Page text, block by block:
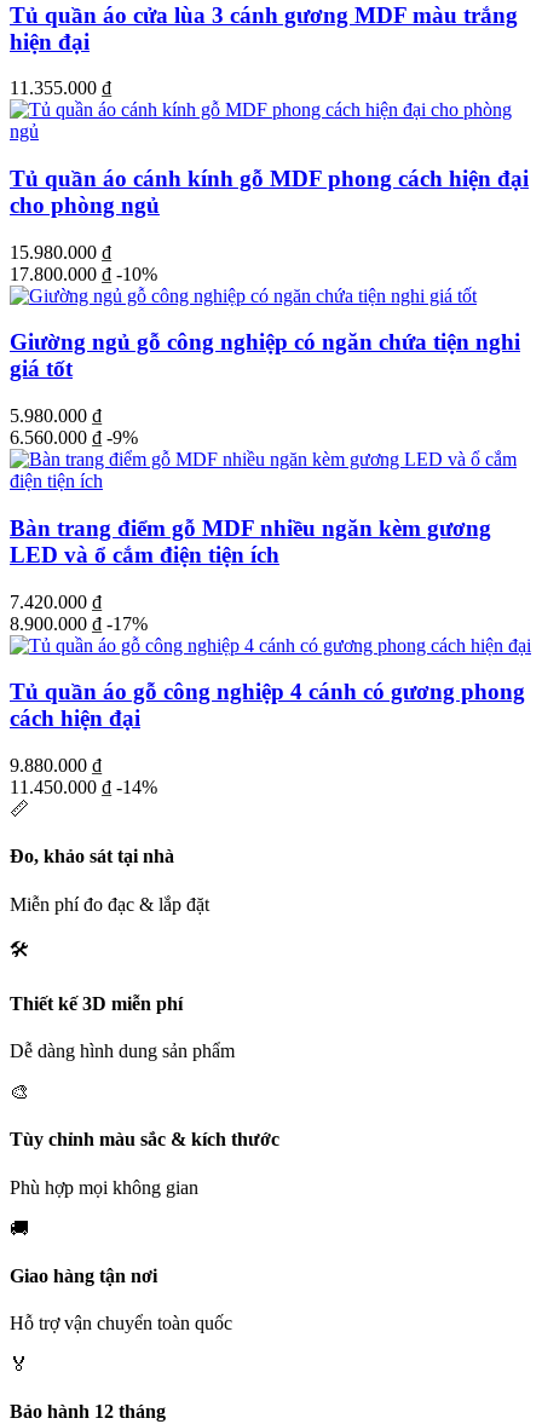
Tủ quần áo cửa lùa 3 cánh gương MDF màu trắng
hiện đại
11.355.000 ₫
Tủ quần áo cánh kính gỗ MDF phong cách hiện đại
cho phòng ngủ
15.980.000 ₫
17.800.000 ₫ -10%
Giường ngủ gỗ công nghiệp có ngăn chứa tiện nghi
giá tốt
5.980.000 ₫
6.560.000 ₫ -9%
Bàn trang điểm gỗ MDF nhiều ngăn kèm gương
LED và ổ cắm điện tiện ích
7.420.000 ₫
8.900.000 ₫ -17%
Tủ quần áo gỗ công nghiệp 4 cánh có gương phong
cách hiện đại
9.880.000 ₫
11.450.000 ₫ -14%
📏
Đo, khảo sát tại nhà
Miễn phí đo đạc & lắp đặt
🛠️
Thiết kế 3D miễn phí
Dễ dàng hình dung sản phẩm
🎨
Tùy chỉnh màu sắc & kích thước
Phù hợp mọi không gian
🚚
Giao hàng tận nơi
Hỗ trợ vận chuyển toàn quốc
🏅
Bảo hành 12 tháng